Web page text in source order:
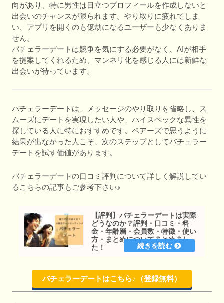
向があり、特に男性は目立つプロフィールを作成しないと
出会いのチャンスが限られます。やり取りに疲れてしま
い、アプリを開くのも億劫になるユーザーも少なくありま
せん。
バチェラーデートは競争を気にする必要がなく、AIが相手
を提案してくれるため、マンネリ化を感じる人には新鮮な
出会いが待っています。
バチェラーデートは、メッセージのやり取りを省略し、ス
ムーズにデートを実現したい人や、ハイスペックな異性を
探している人に特におすすめです。ペアーズで思うように
結果が出なかった人こそ、次のステップとしてバチェラー
デートを試す価値があります。
バチェラーデートの口コミ評判について詳しく解説してい
るこちらの記事もご参考下さい♪
【評判】バチェラーデートは実際
どうなのか？評判・口コミ・料
金・年齢層・会員数・特徴・使い
方・まとめについてまとめまし
た！
バチェラーデートはこちら♪（登録無料）